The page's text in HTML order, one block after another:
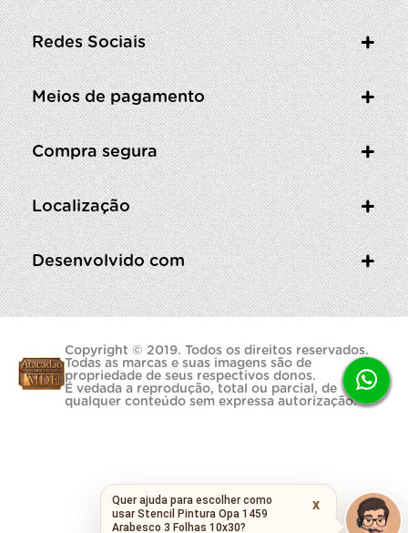
Redes Sociais
Meios de pagamento
Compra segura
Localização
Desenvolvido com
Copyright © 2019. Todos os direitos reservados.
Todas as marcas e suas imagens são de
propriedade de seus respectivos donos.
É vedada a reprodução, total ou parcial, de
qualquer conteúdo sem expressa autorização.